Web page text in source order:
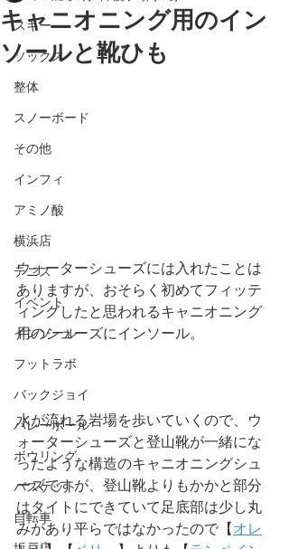
スキー
ソックス
整体
スノーボード
その他
インフィ
アミノ酸
横浜店
テニス
イベント
インソール
フットラボ
バックジョイ
バレーボール
ボウリング
バスケット
自転車
キャニオニング用のイン
ソールと靴ひも
ウォーターシューズには入れたことは
ありますが、おそらく初めてフィッテ
ィングしたと思われるキャニオニング
用のシューズにインソール。
水が流れる岩場を歩いていくので、ウ
ォーターシューズと登山靴が一緒にな
ったような構造のキャニオニングシュ
ーズですが、登山靴よりもかかと部分
はタイトにできていて足底部は少し丸
みがあり平らではなかったので【 オレ